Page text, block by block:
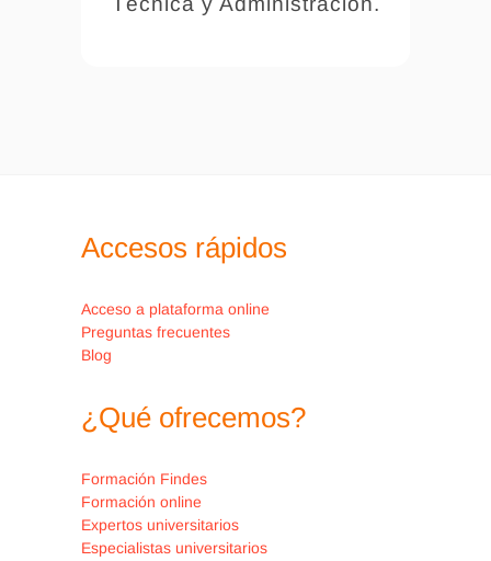
Accesos rápidos
Acceso a plataforma online
Preguntas frecuentes
Blog
¿Qué ofrecemos?
Formación Findes
Formación online
Expertos universitarios
Especialistas universitarios